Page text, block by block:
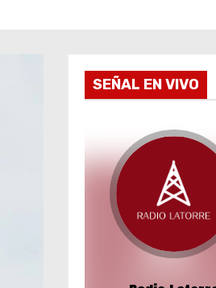
SEÑAL EN VIVO